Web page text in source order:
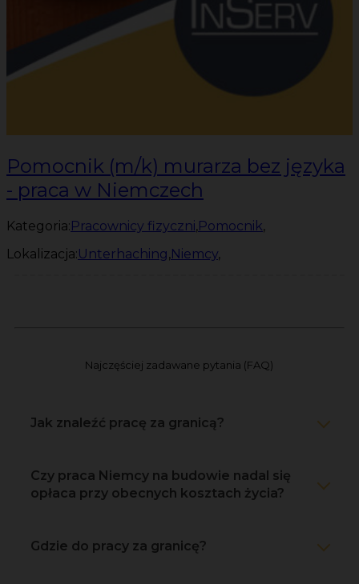
Pomocnik (m/k) murarza bez języka
- praca w Niemczech
Kategoria:Pracownicy fizyczni,Pomocnik,
Lokalizacja:Unterhaching,Niemcy,
Najczęściej zadawane pytania (FAQ)
Jak znaleźć pracę za granicą?
Czy praca Niemcy na budowie nadal się
opłaca przy obecnych kosztach życia?
Gdzie do pracy za granicę?